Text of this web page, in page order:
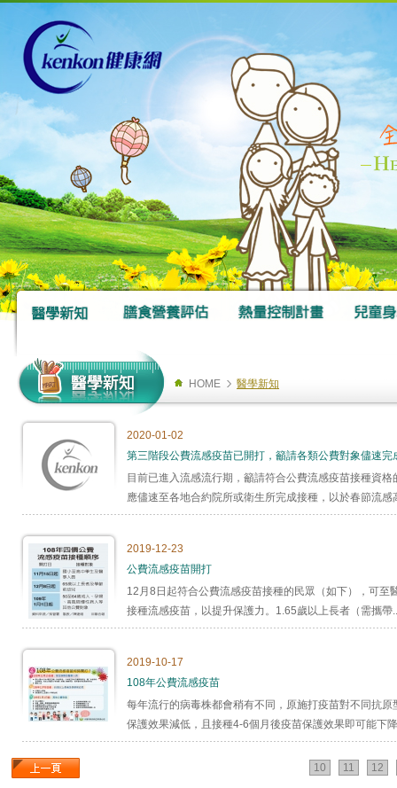
HOME 醫學新知
2020-01-02
第三階段公費流感疫苗已開打，籲請各類公費對象儘速完
目前已進入流感流行期，籲請符合公費流感疫苗接種資格
應儘速至各地合約院所或衛生所完成接種，以於春節流感
2019-12-23
公費流感疫苗開打
12月8日起符合公費流感疫苗接種的民眾（如下），可至
接種流感疫苗，以提升保護力。1.65歲以上長者（需攜帶
2019-10-17
108年公費流感疫苗
每年流行的病毒株都會稍有不同，原施打疫苗對不同抗原
保護效果減低，且接種4-6個月後疫苗保護效果即可能下
10 11 12